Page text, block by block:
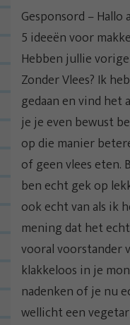
Gesponsord – Hallo
5 ideeën voor
Hebben jullie
Zonder Vlees? Ik
gedaan en vind het
je je even bewust
op die manier
of geen vlees eten.
ben echt gek op
ook echt van als ik
mening dat het
vooral voorstander
klakkeloos in je
nadenken of je nu
wellicht een